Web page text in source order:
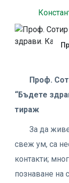
Проф.
“Бъдете
тираж
За да
свеж ум, са
контакти;
познаване на